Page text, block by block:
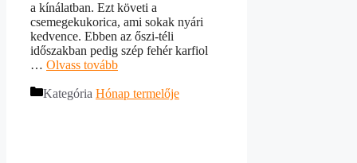
a kínálatban. Ezt követi a
csemegekukorica, ami sokak nyári
kedvence. Ebben az őszi-téli
időszakban pedig szép fehér karfiol
… Olvass tovább
Kategória Hónap termelője